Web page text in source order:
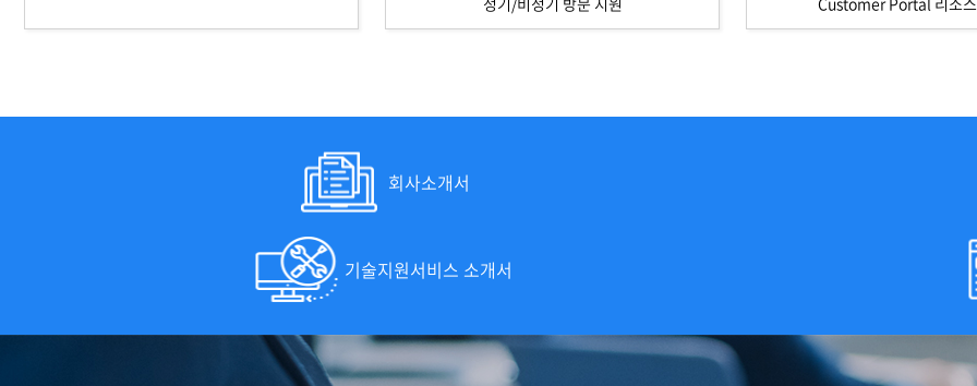
회사소개서
기술지원서비스 소개서